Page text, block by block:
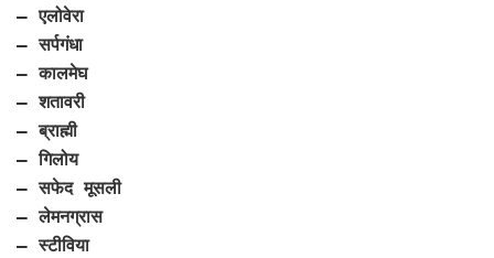
– एलोवेरा
– सर्पगंधा
– कालमेघ
– शतावरी
– ब्राह्मी
– गिलोय
– सफेद मूसली
– लेमनग्रास
– स्टीविया